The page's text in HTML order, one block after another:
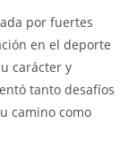
por fuertes
en el deporte
carácter y
tanto desafíos
camino como